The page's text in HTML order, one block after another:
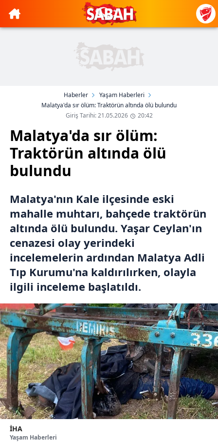
Haberler
Yaşam Haberleri
Malatya'da sır ölüm: Traktörün altında ölü bulundu
Giriş Tarihi: 21.05.2026
20:42
Malatya'da sır ölüm:
Traktörün altında ölü
bulundu
Malatya'nın Kale ilçesinde eski
mahalle muhtarı, bahçede traktörün
altında ölü bulundu. Yaşar Ceylan'ın
cenazesi olay yerindeki
incelemelerin ardından Malatya Adli
Tıp Kurumu'na kaldırılırken, olayla
ilgili inceleme başlatıldı.
İHA
Yaşam Haberleri